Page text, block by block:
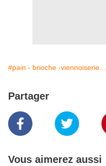
#pain - brioche -viennoiserie.....
Partager
Vous aimerez aussi